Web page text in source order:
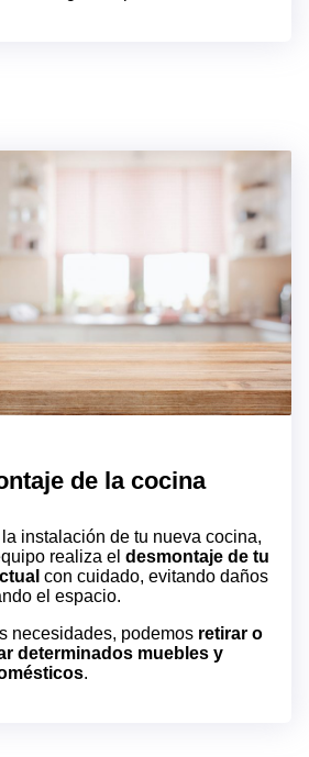
de la cocina​
instalación de tu nueva cocina,
realiza el desmontaje de tu
con cuidado, evitando daños
el espacio.
necesidades, podemos retirar o
determinados muebles y
.